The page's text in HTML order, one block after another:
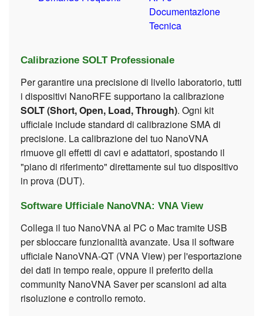
Documentazione
Tecnica
Calibrazione SOLT Professionale
Per garantire una precisione di livello laboratorio, tutti
i dispositivi NanoRFE supportano la calibrazione
SOLT (Short, Open, Load, Through). Ogni kit
ufficiale include standard di calibrazione SMA di
precisione. La calibrazione del tuo NanoVNA
rimuove gli effetti di cavi e adattatori, spostando il
"piano di riferimento" direttamente sul tuo dispositivo
in prova (DUT).
Software Ufficiale NanoVNA: VNA View
Collega il tuo NanoVNA al PC o Mac tramite USB
per sbloccare funzionalità avanzate. Usa il software
ufficiale NanoVNA-QT (VNA View) per l'esportazione
dei dati in tempo reale, oppure il preferito della
community NanoVNA Saver per scansioni ad alta
risoluzione e controllo remoto.